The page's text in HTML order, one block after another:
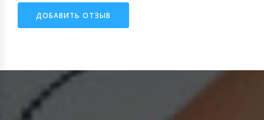
ДОБАВИТЬ ОТЗЫВ